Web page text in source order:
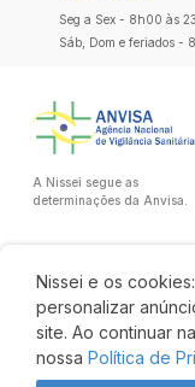
Nissei e os
personalizar
site. Ao continuar
nossa Política de
Seg a Sex - 8h00 às
Sáb, Dom e feriados -
A Nissei segue as
determinações da Anvisa.